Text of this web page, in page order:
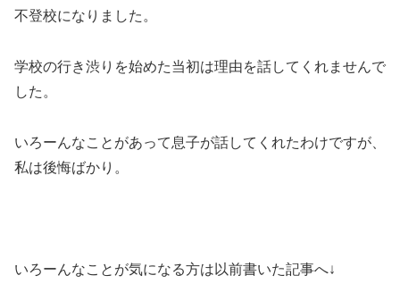
不登校になりました。
学校の行き渋りを始めた当初は理由を話してくれませんで
した。
いろーんなことがあって息子が話してくれたわけですが、
私は後悔ばかり。
いろーんなことが気になる方は以前書いた記事へ↓